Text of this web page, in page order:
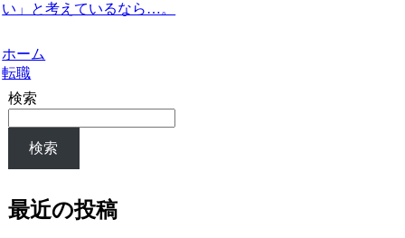
い」と考えているなら…。
ホーム
転職
検索
検索
最近の投稿